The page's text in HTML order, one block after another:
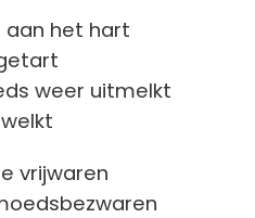
aan het hart
weer uitmelkt
vrijwaren